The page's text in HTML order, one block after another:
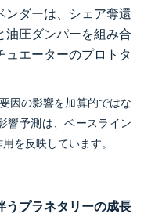
ンダーは、シェア奪還
油圧ダンパーを組み合
エーターのプロトタ
因の影響を加算的ではな
響予測は、ベースライン
を反映しています。
うプラネタリーの成長